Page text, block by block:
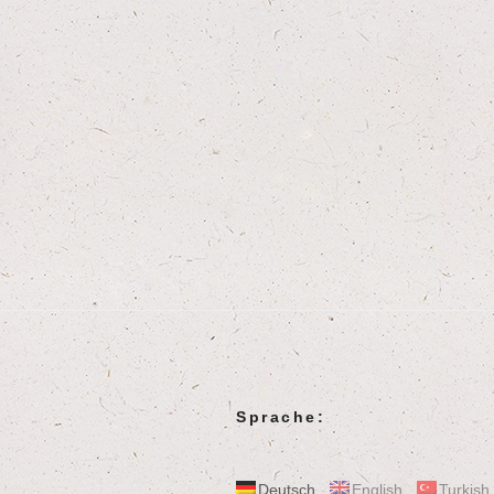
Sprache:
Deutsch English Turkish